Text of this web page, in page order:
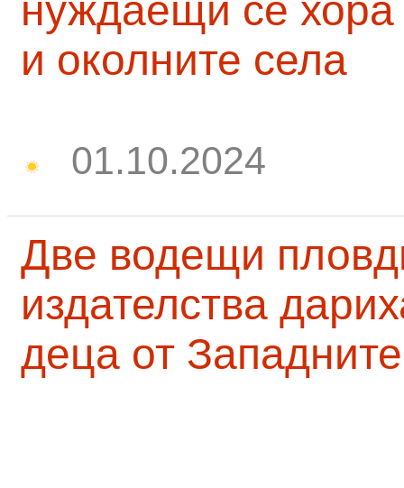
нуждаещи се
и околните села
01.10.2024
Две водещи
издателства
деца от